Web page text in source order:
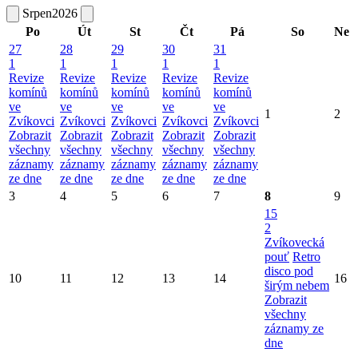
Srpen2026
Po
Út St Čt Pá So
Ne
27
1
Revize
komínů
ve
Zvíkovci
Zobrazit
všechny
záznamy
ze dne
28
1
Revize
komínů
ve
Zvíkovci
Zobrazit
všechny
záznamy
ze dne
29
1
Revize
komínů
ve
Zvíkovci
Zobrazit
všechny
záznamy
ze dne
30
1
Revize
komínů
ve
Zvíkovci
Zobrazit
všechny
záznamy
ze dne
31
1
Revize
komínů
ve
Zvíkovci
Zobrazit
všechny
záznamy
ze dne
1 2
3 4 5 6 7 8 9
10 11 12 13 14
15
2
Zvíkovecká
pouť Retro
disco pod
širým nebem
Zobrazit
všechny
záznamy ze
dne
16